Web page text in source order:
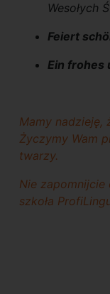
Wesołych
Feiert
Ein frohes
Mamy nadzieję,
Życzymy Wam
twarzy.
Nie
szkoła